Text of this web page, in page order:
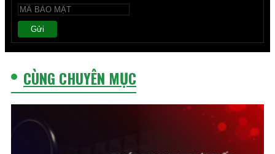
Gửi
CÙNG CHUYÊN MỤC